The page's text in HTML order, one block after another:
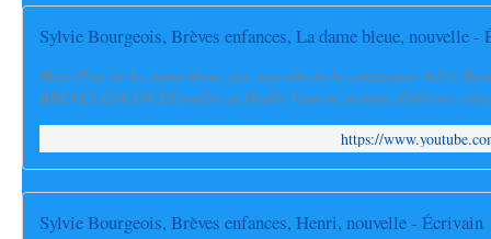
Sylvie Bourgeois, Brèves enfances, La dame bleue, nouvelle -
Marcelline lit La dame bleue, une nouvelle de la romancière Sylvie
BRÈVES ENFANCES publié au Diable Vauvert, maison d'édition
https://
Sylvie Bourgeois, Brèves enfances, Henri, nouvelle - Écrivain